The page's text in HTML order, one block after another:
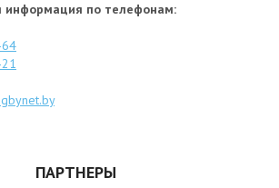
информация по телефонам:
ПАРТНЕРЫ